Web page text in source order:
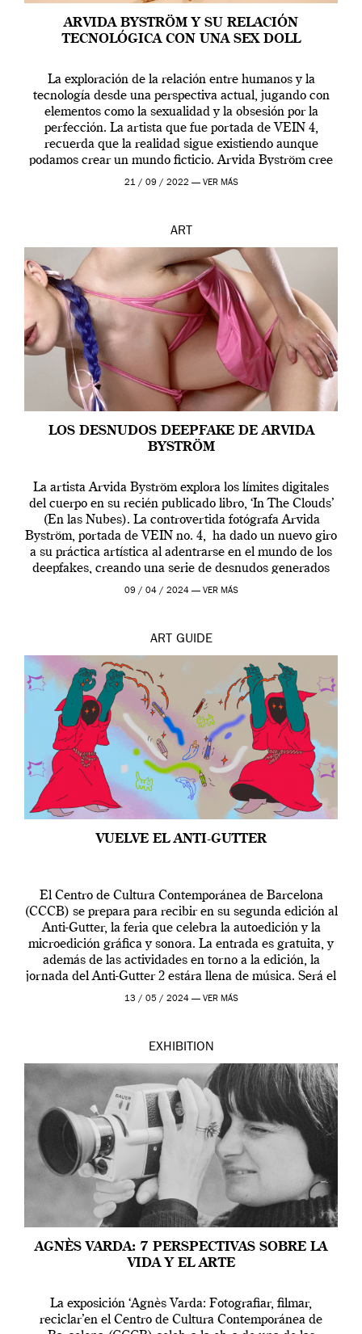
ARVIDA BYSTRÖM Y SU RELACIÓN
TECNOLÓGICA CON UNA SEX DOLL
La exploración de la relación entre humanos y la
tecnología desde una perspectiva actual, jugando con
elementos como la sexualidad y la obsesión por la
perfección. La artista que fue portada de VEIN 4,
recuerda que la realidad sigue existiendo aunque
podamos crear un mundo ficticio. Arvida Byström cree
que los humanos tienen un complejo […]
21 / 09 / 2022 — VER MÁS
ART
LOS DESNUDOS DEEPFAKE DE ARVIDA
BYSTRÖM
La artista Arvida Byström explora los límites digitales
del cuerpo en su recién publicado libro, ‘In The Clouds’
(En las Nubes). La controvertida fotógrafa Arvida
Byström, portada de VEIN no. 4, ha dado un nuevo giro
a su práctica artística al adentrarse en el mundo de los
deepfakes, creando una serie de desnudos generados
por […]
09 / 04 / 2024 — VER MÁS
ART GUIDE
VUELVE EL ANTI-GUTTER
El Centro de Cultura Contemporánea de Barcelona
(CCCB) se prepara para recibir en su segunda edición al
Anti-Gutter, la feria que celebra la autoedición y la
microedición gráfica y sonora. La entrada es gratuita, y
además de las actividades en torno a la edición, la
jornada del Anti-Gutter 2 estára llena de música. Será el
[…]
13 / 05 / 2024 — VER MÁS
EXHIBITION
AGNÈS VARDA: 7 PERSPECTIVAS SOBRE LA
VIDA Y EL ARTE
La exposición ‘Agnès Varda: Fotografiar, filmar,
reciclar’en el Centro de Cultura Contemporánea de